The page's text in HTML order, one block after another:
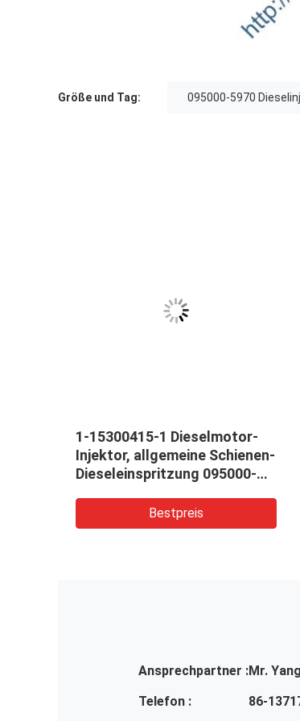
Größe und Tag: 095000-5970
1-15300415-1 Dieselmotor-
Injektor, allgemeine Schienen-
Dieseleinspritzung 095000-
Bestpreis
Ansprechpartner :Mr. Yang
Telefon :
86-